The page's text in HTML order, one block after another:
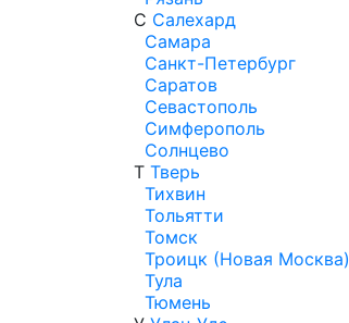
С Салехард
Самара
Санкт-Петербург
Саратов
Севастополь
Симферополь
Солнцево
Т Тверь
Тихвин
Тольятти
Томск
Троицк (Новая Москва)
Тула
Тюмень